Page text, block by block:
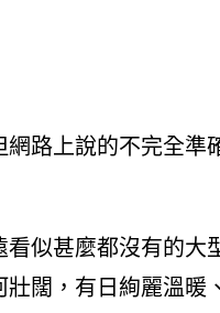
路上說的不完全準
似甚麼都沒有的大
闊，有日絢麗溫暖